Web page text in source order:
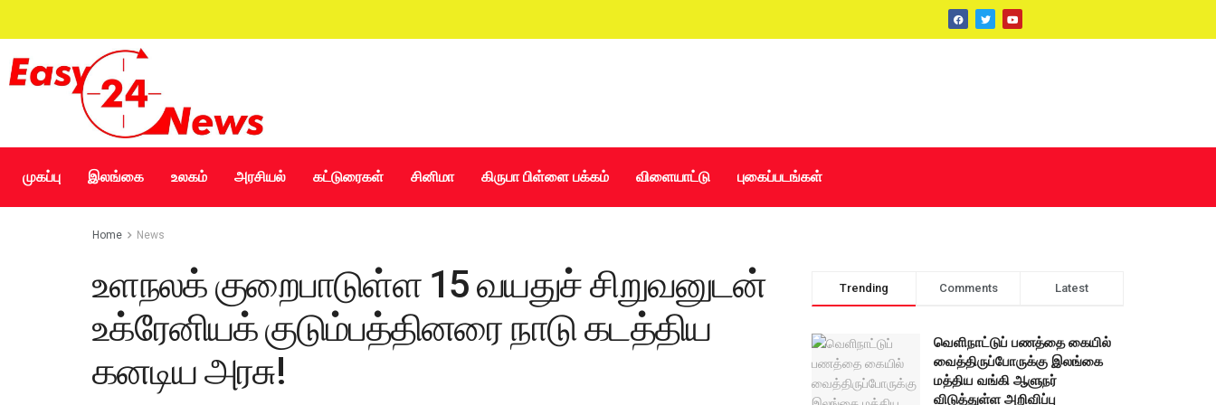
முகப்பு இலங்கை உலகம் அரசியல் கட்டுரைகள் சினிமா கிருபா பிள்ளை பக்கம் விளையாட்டு புகைப்படங்கள்
Home News
உளநலக் குறைபாடுள்ள 15 வயதுச் சிறுவனுடன்
உக்ரேனியக் குடும்பத்தினரை நாடு கடத்திய
கனடிய அரசு!
Trending Comments Latest
வெளிநாட்டுப் பணத்தை கையில்
வைத்திருப்போருக்கு இலங்கை
மத்திய வங்கி ஆளுநர்
விடுத்துள்ள அறிவிப்பு